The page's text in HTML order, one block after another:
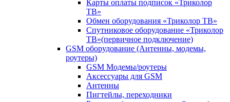
Карты оплаты подписок «Триколор
ТВ»
Обмен оборудования «Триколор ТВ»
Спутниковое оборудование «Триколор
ТВ»(первичное подключение)
GSM оборудование (Антенны, модемы,
роутеры)
GSM Модемы/роутеры
Аксессуары для GSM
Антенны
Пигтейлы, переходники